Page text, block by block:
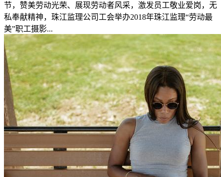
节，赞美劳动光荣、展现劳动者风采，激发员工敬业爱岗，无
私奉献精神，珠江监理公司工会举办2018年珠江监理“劳动最
美”职工摄影...